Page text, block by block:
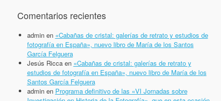
Comentarios recientes
adminen «Cabañas de cristal: galerías de retrato y estudios de
fotografía en España», nuevo libro de María de los Santos
García Felguera
Jesús Riccaen «Cabañas de cristal: galerías de retrato y
estudios de fotografía en España», nuevo libro de María de los
Santos García Felguera
adminen Programa definitivo de las «VI Jornadas sobre